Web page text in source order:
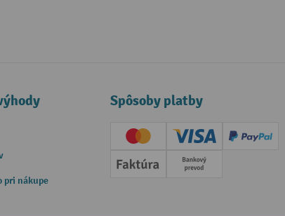
pri nákupe
Spôsoby platby
Creditcard (Master)Creditcard (Visa)
PayPal
Faktúra Predplatba